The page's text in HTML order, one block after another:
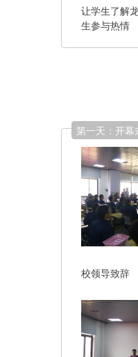
让学生了解
生参与热情
第一天：开幕
校领导致辞